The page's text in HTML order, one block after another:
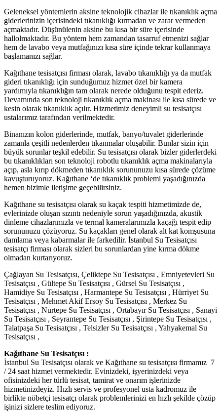
Geleneksel yöntemlerin aksine teknolojik cihazlar ile tıkanıklık açma
giderlerinizin içerisindeki tıkanıklığı kırmadan ve zarar vermeden
açmaktadır. Düşünülenin aksine bu kısa bir süre içerisinde
hallolmaktadır. Bu yöntem hem zamandan tasarruf etmenizi sağlar
hem de lavabo veya mutfağınızı kısa süre içinde tekrar kullanmaya
başlamanızı sağlar.
Kağıthane tesisatçısı firması olarak, lavabo tıkanıklığı ya da mutfak
gideri tıkanıklığı için sunduğumuz hizmet özel bir kamera
yardımıyla tıkanıklığın tam olarak nerede olduğunu tespit ederiz.
Devamında son teknoloji tıkanıklık açma makinası ile kısa sürede ve
kesin olarak tıkanıklık açılır. Hizmetimiz deneyimli su tesisatçısı
ustalarımız tarafından verilmektedir.
Binanızın kolon giderlerinde, mutfak, banyo/tuvalet giderlerinde
zamanla çeşitli nedenlerden tıkanmalar oluşabilir. Bunlar sizin için
büyük sorunlar teşkil edebilir. Su tesisatçısı olarak bizler giderlerdeki
bu tıkanıklıkları son teknoloji robotlu tıkanıklık açma makinalarıyla
açıp, asla kırıp dökmeden tıkanıklık sorununuzu kısa sürede çözüme
kavuşturuyoruz. Kağıthane ‘de tıkanıklık problemi yaşadığınızda
hemen bizimle iletişime geçebilirsiniz.
Kağıthane su tesisatçısı olarak su kaçak tespiti hizmetimizde de,
evlerinizde oluşan sızıntı nedeniyle sorun yaşadığınızda, akustik
dinleme cihazlarımızla ve termal kameralarımızla kaçağı tespit edip
sorununuzu çözüyoruz. Su kaçakları genel olarak alt kat komşusuna
damlama veya kabarmalar ile farkedilir. İstanbul Su Tesisatçısı
tesisatçı firması olarak sizleri bu sorunlardan yine kırma dökme
olmadan kurtarıyoruz.
Çağlayan Su Tesisatçısı, Çeliktepe Su Tesisatçısı , Emniyetevleri Su
Tesisatçısı , Gültepe Su Tesisatçısı , Gürsel Su Tesisatçısı ,
Hamidiye Su Tesisatçısı , Harmantepe Su Tesisatçısı , Hürriyet Su
Tesisatçısı , Mehmet Akif Ersoy Su Tesisatçısı , Merkez Su
Tesisatçısı , Nurtepe Su Tesisatçısı , Ortabayır Su Tesisatçısı , Sanayi
Su Tesisatçısı , Seyrantepe Su Tesisatçısı , Şirintepe Su Tesisatçısı ,
Talatpaşa Su Tesisatçısı , Telsizler Su Tesisatçısı , Yahyakemal Su
Tesisatçısı ,
Kağıthane Su Tesisatçısı :
İstanbul Su Tesisatçısı olarak ve Kağıthane su tesisatçısı firmamız 7
/ 24 saat hizmet vermektedir. Evinizdeki, işyerinizdeki veya
ofisinizdeki her türlü tesisat, tamirat ve onarım işlerinizde
hizmetinizdeyiz. Hızlı servis ve profesyonel usta kadromuz ile
birlikte nöbetçi tesisatçı olarak problemlerinizi en hızlı şekilde çözüp
işinizi sizlere teslim ediyoruz.